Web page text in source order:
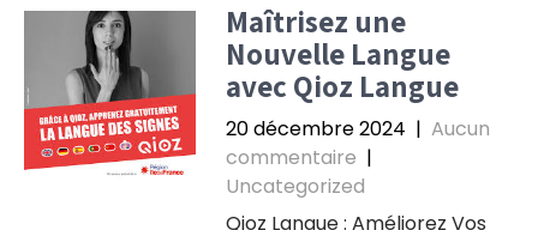
Maîtrisez une
Nouvelle Langue
avec Qioz Langue
20 décembre 2024 | Aucun
commentaire |
Uncategorized
Qioz Langue : Améliorez Vos